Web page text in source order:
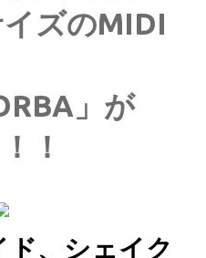
ズのMIDI
」が
！
、シェイク